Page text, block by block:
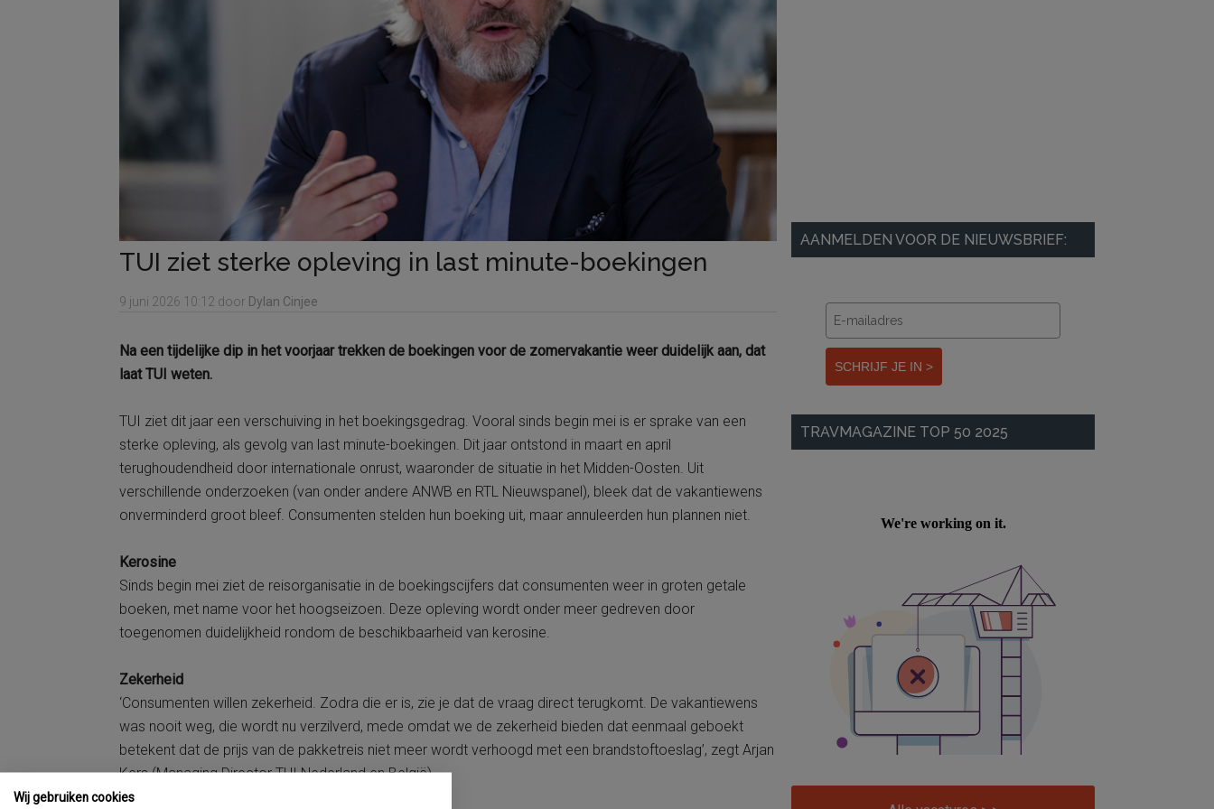
TUI ziet sterke opleving in last minute-boekingen
9 juni 2026 10:12 door Dylan Cinjee
Na een tijdelijke dip in het voorjaar trekken de boekingen voor de zomervakantie weer duidelijk aan, dat
laat TUI weten.
TUI ziet dit jaar een verschuiving in het boekingsgedrag. Vooral sinds begin mei is er sprake van een
sterke opleving, als gevolg van last minute-boekingen. Dit jaar ontstond in maart en april
terughoudendheid door internationale onrust, waaronder de situatie in het Midden-Oosten. Uit
verschillende onderzoeken (van onder andere ANWB en RTL Nieuwspanel), bleek dat de vakantiewens
onverminderd groot bleef. Consumenten stelden hun boeking uit, maar annuleerden hun plannen niet.
Kerosine
Sinds begin mei ziet de reisorganisatie in de boekingscijfers dat consumenten weer in groten getale
boeken, met name voor het hoogseizoen. Deze opleving wordt onder meer gedreven door
toegenomen duidelijkheid rondom de beschikbaarheid van kerosine.
Zekerheid
‘Consumenten willen zekerheid. Zodra die er is, zie je dat de vraag direct terugkomt. De vakantiewens
was nooit weg, die wordt nu verzilverd, mede omdat we de zekerheid bieden dat eenmaal geboekt
betekent dat de prijs van de pakketreis niet meer wordt verhoogd met een brandstoftoeslag’, zegt Arjan
Kers (Managing Director TUI Nederland en België).
AANMELDEN VOOR DE NIEUWSBRIEF:
SCHRIJF JE IN >
TRAVMAGAZINE TOP 50 2025
Wij gebruiken cookies